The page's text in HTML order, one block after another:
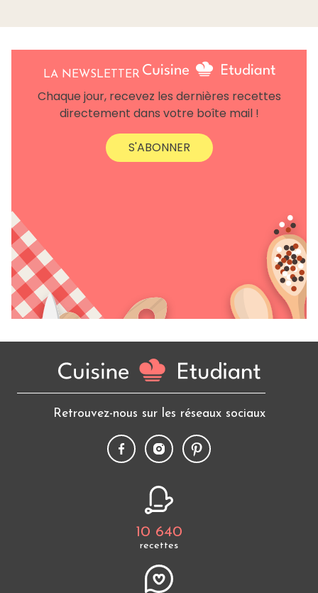
LA NEWSLETTER
Chaque jour, recevez les dernières recettes
directement dans votre boîte mail !
S'ABONNER
Retrouvez-nous sur les réseaux sociaux
10 640
recettes